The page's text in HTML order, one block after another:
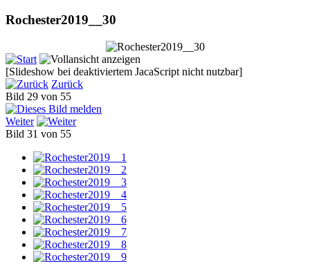
Rochester2019__30
[Slideshow bei deaktiviertem JacaScript nicht nutzbar]
Zurück
Bild 29 von 55
Weiter
Bild 31 von 55